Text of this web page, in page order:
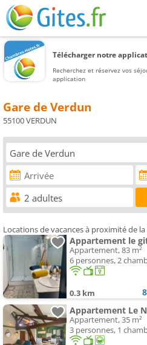
Télécharger notre
Recherchez et réservez vos
application
Gare de Verdun
55100 VERDUN
Locations de vacances à proximité de
Appartement le
Appartement, 83 m²
6 personnes, 2
0.3 km
Appartement Le
Appartement, 35 m²
3 personnes, 1